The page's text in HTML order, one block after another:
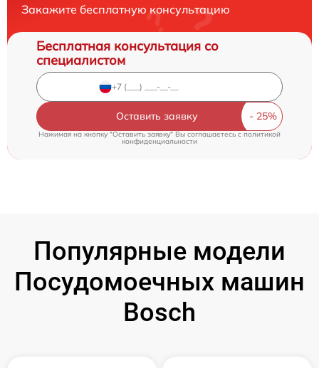
Закажите бесплатную консультацию
Бесплатная консультация со
специалистом
Оставить заявку
Нажимая на кнопку "Оставить заявку" Вы соглашаетесь cполитикой
конфиденциальности
Популярные модели
Посудомоечных машин
Bosch